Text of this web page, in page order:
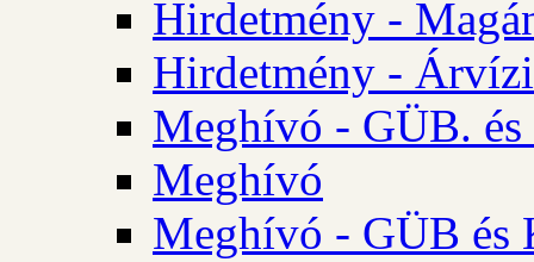
Hirdetmény -
Hirdetmény -
Meghívó - GÜB.
Meghívó
Meghívó - GÜB és